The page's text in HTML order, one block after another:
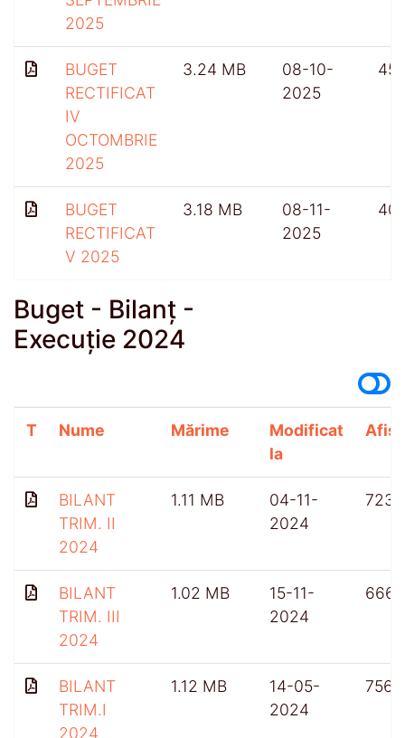
2025
BUGET
RECTIFICAT
IV
OCTOMBRIE
2025
3.24 MB
08-10-
2025
BUGET
RECTIFICAT
V 2025
3.18 MB
08-11-
2025
Buget - Bilanț -
Execuție 2024
T Nume Mărime
Modificat
la
BILANT
TRIM. II
2024
1.11 MB
04-11-
2024
723
BILANT
TRIM. III
2024
1.02 MB
15-11-
2024
666
BILANT
TRIM.I
2024
1.12 MB
14-05-
2024
756